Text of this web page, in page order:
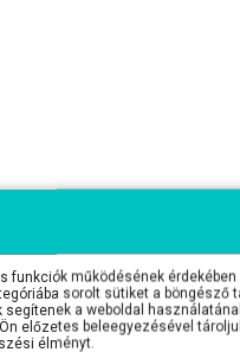
funkciók működésének
sorolt sütiket a
a weboldal
előzetes beleegyezésével
élményt.